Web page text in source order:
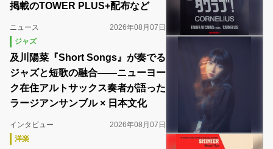
掲載のTOWER PLUS+配布など
ニュース
2026年08月07日
ジャズ
及川陽菜『Short Songs』が奏でる
ジャズと短歌の融合――ニューヨー
ク在住アルトサックス奏者が語った
ラージアンサンブル × 日本文化
インタビュー
2026年08月07日
洋楽